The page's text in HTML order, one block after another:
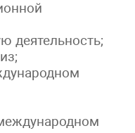
деятельность;